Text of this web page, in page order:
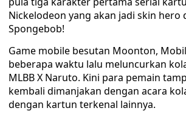
Nickelodeon yang akan jadi skin hero
Spongebob!
Game mobile besutan Moonton,
beberapa waktu lalu meluncurkan
MLBB X Naruto. Kini para pemain
kembali dimanjakan dengan acara
dengan kartun terkenal lainnya.